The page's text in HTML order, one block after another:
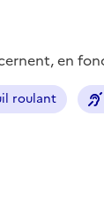
en
roulant